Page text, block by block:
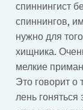
спиннингист
спиннингов,
нужно для
хищника.
мелкие
Это говорит о
лень